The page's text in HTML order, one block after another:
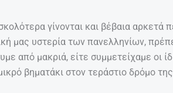
γίνονται και βέβαια αρκετά
μας υστερία των πανελληνίων,
από μακριά, είτε συμμετείχαμε οι
βηματάκι στον τεράστιο δρόμο